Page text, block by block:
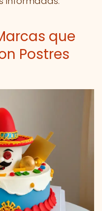
que
Postres